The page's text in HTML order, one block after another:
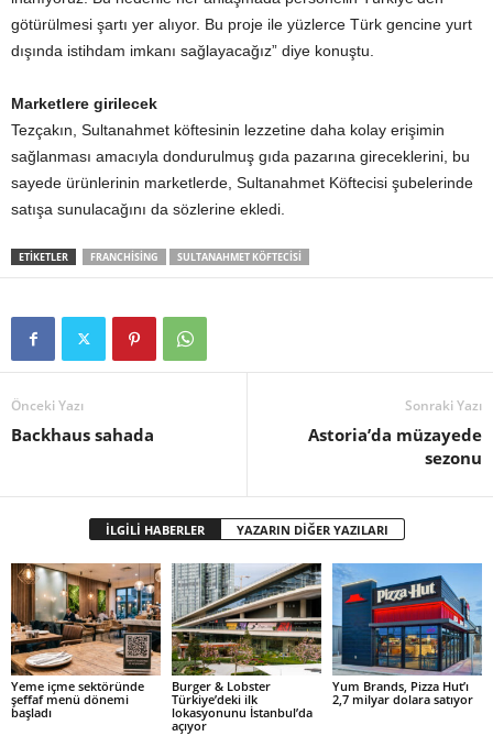
götürülmesi şartı yer alıyor. Bu proje ile yüzlerce Türk gencine yurt
dışında istihdam imkanı sağlayacağız” diye konuştu.
Marketlere girilecek
Tezçakın, Sultanahmet köftesinin lezzetine daha kolay erişimin
sağlanması amacıyla dondurulmuş gıda pazarına gireceklerini, bu
sayede ürünlerinin marketlerde, Sultanahmet Köftecisi şubelerinde
satışa sunulacağını da sözlerine ekledi.
ETİKETLER FRANCHISING SULTANAHMET KÖFTECISI
Önceki Yazı
Backhaus sahada
Sonraki Yazı
Astoria’da müzayede
sezonu
İLGİLİ HABERLER YAZARIN DİĞER YAZILARI
Yeme içme sektöründe
şeffaf menü dönemi
başladı
Burger & Lobster
Türkiye’deki ilk
lokasyonunu İstanbul’da
açıyor
Yum Brands, Pizza Hut’ı
2,7 milyar dolara satıyor